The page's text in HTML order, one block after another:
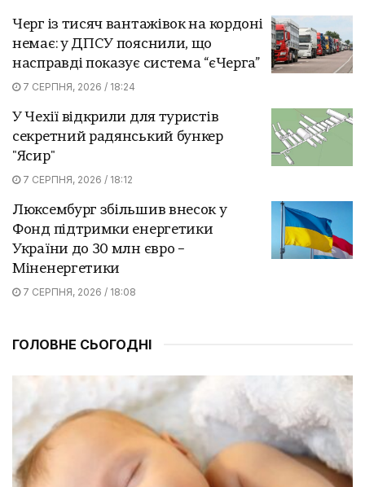
Черг із тисяч вантажівок на кордоні
немає: у ДПСУ пояснили, що
насправді показує система “єЧерга”
7 СЕРПНЯ, 2026 / 18:24
У Чехії відкрили для туристів
секретний радянський бункер
"Ясир"
7 СЕРПНЯ, 2026 / 18:12
Люксембург збільшив внесок у
Фонд підтримки енергетики
України до 30 млн євро –
Міненергетики
7 СЕРПНЯ, 2026 / 18:08
ГОЛОВНЕ СЬОГОДНІ